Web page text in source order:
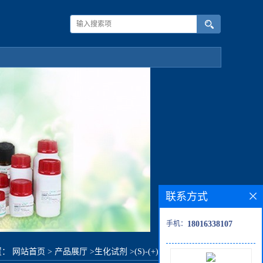
网站首页 > 产品展厅 >生化试剂 >(S)-(+)3-羟基丁酸甲酯
联系方式
手机： 18016338107